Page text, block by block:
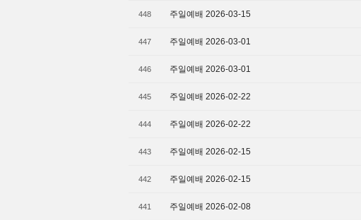
448 주일예배 2026-03-15
447 주일예배 2026-03-01
446 주일예배 2026-03-01
445 주일예배 2026-02-22
444 주일예배 2026-02-22
443 주일예배 2026-02-15
442 주일예배 2026-02-15
441 주일예배 2026-02-08